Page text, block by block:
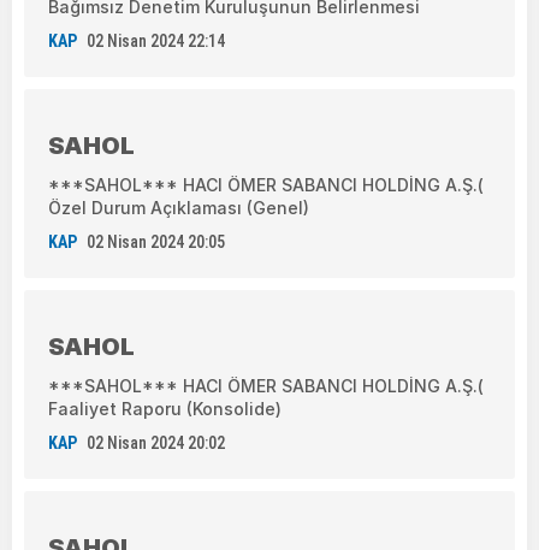
Bağımsız Denetim Kuruluşunun Belirlenmesi
KAP 02 Nisan 2024 22:14
SAHOL
***SAHOL*** HACI ÖMER SABANCI HOLDİNG A.Ş.(
Özel Durum Açıklaması (Genel)
KAP 02 Nisan 2024 20:05
SAHOL
***SAHOL*** HACI ÖMER SABANCI HOLDİNG A.Ş.(
Faaliyet Raporu (Konsolide)
KAP 02 Nisan 2024 20:02